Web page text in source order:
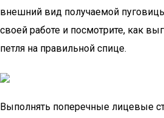
внешний вид получаемой
своей работе и посмотрите, как
петля на правильной спице.
Выполнять поперечные лицевые